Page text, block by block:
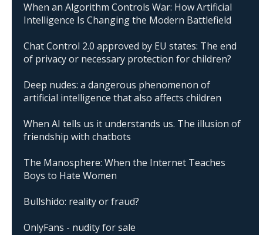
When an Algorithm Controls War: How Artificial
Intelligence Is Changing the Modern Battlefield
Chat Control 2.0 approved by EU states: The end
of privacy or necessary protection for children?
Deep nudes: a dangerous phenomenon of
artificial intelligence that also affects children
When AI tells us it understands us. The illusion of
friendship with chatbots
The Manosphere: When the Internet Teaches
Boys to Hate Women
Bullshido: reality or fraud?
OnlyFans - nudity for sale